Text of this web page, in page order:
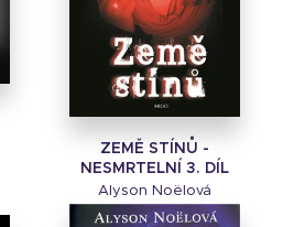
ZEMĚ STÍNŮ -
NESMRTELNÍ 3. DÍL
Alyson Noëlová